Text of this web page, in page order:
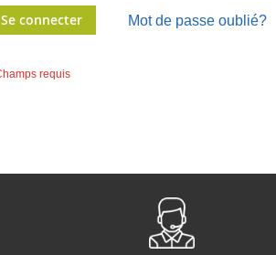
Se connecter Mot de passe oublié?